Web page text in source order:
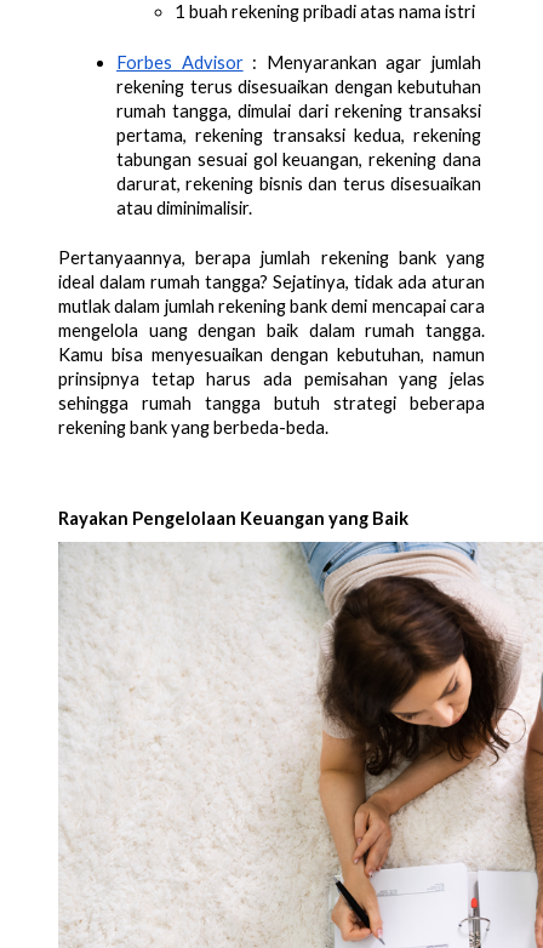
1 buah rekening pribadi atas nama istri
Forbes Advisor : Menyarankan agar jumlah
rekening terus disesuaikan dengan kebutuhan
rumah tangga, dimulai dari rekening transaksi
pertama, rekening transaksi kedua, rekening
tabungan sesuai gol keuangan, rekening dana
darurat, rekening bisnis dan terus disesuaikan
atau diminimalisir.
Pertanyaannya, berapa jumlah rekening bank yang
ideal dalam rumah tangga? Sejatinya, tidak ada aturan
mutlak dalam jumlah rekening bank demi mencapai cara
mengelola uang dengan baik dalam rumah tangga.
Kamu bisa menyesuaikan dengan kebutuhan, namun
prinsipnya tetap harus ada pemisahan yang jelas
sehingga rumah tangga butuh strategi beberapa
rekening bank yang berbeda-beda.
Rayakan Pengelolaan Keuangan yang Baik